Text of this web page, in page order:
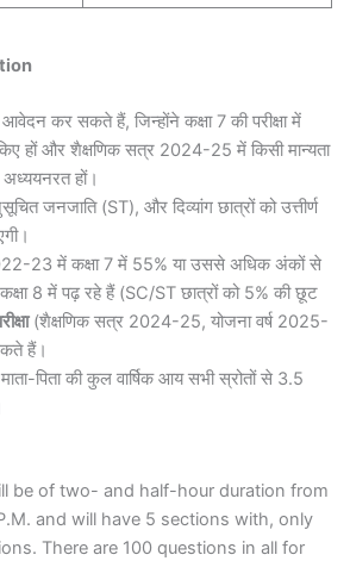
कर सकते हैं, जिन्होंने कक्षा 7 की परीक्षा में
हों और शैक्षणिक सत्र 2024-25 में किसी मान्यता
अध्ययनरत हों।
जनजाति (ST), और दिव्यांग छात्रों को उत्तीर्ण
23 में कक्षा 7 में 55% या उससे अधिक अंकों से
कक्षा 8 में पढ़ रहे हैं (SC/ST छात्रों को 5% की छूट
(शैक्षणिक सत्र 2024-25, योजना वर्ष 2025-
हैं।
पिता की कुल वार्षिक आय सभी स्रोतों से 3.5
be of two- and half-hour duration from
and will have 5 sections with, only
There are 100 questions in all for